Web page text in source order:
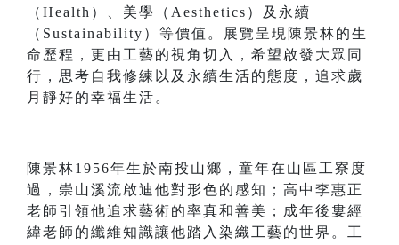
（Health）、美學（Aesthetics）及永續
（Sustainability）等價值。展覽呈現陳景林的生
命歷程，更由工藝的視角切入，希望啟發大眾同
行，思考自我修練以及永續生活的態度，追求歲
月靜好的幸福生活。
陳景林1956年生於南投山鄉，童年在山區工寮度
過，崇山溪流啟迪他對形色的感知；高中李惠正
老師引領他追求藝術的率真和善美；成年後婁經
緯老師的纖維知識讓他踏入染織工藝的世界。工